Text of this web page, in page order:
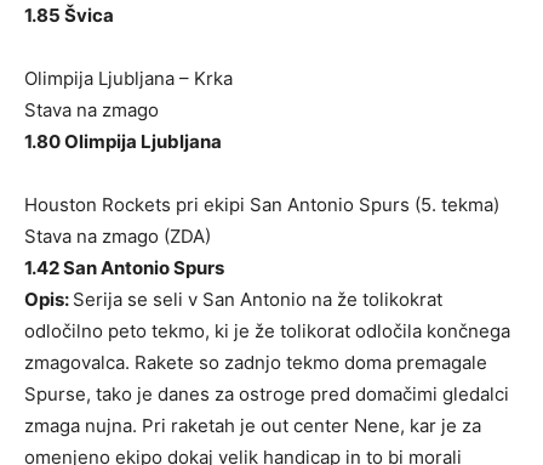
1.85 Švica
Olimpija Ljubljana – Krka
Stava na zmago
1.80 Olimpija Ljubljana
Houston Rockets pri ekipi San Antonio Spurs (5. tekma)
Stava na zmago (ZDA)
1.42 San Antonio Spurs
Opis: Serija se seli v San Antonio na že tolikokrat
odločilno peto tekmo, ki je že tolikorat odločila končnega
zmagovalca. Rakete so zadnjo tekmo doma premagale
Spurse, tako je danes za ostroge pred domačimi gledalci
zmaga nujna. Pri raketah je out center Nene, kar je za
omenjeno ekipo dokaj velik handicap in to bi morali